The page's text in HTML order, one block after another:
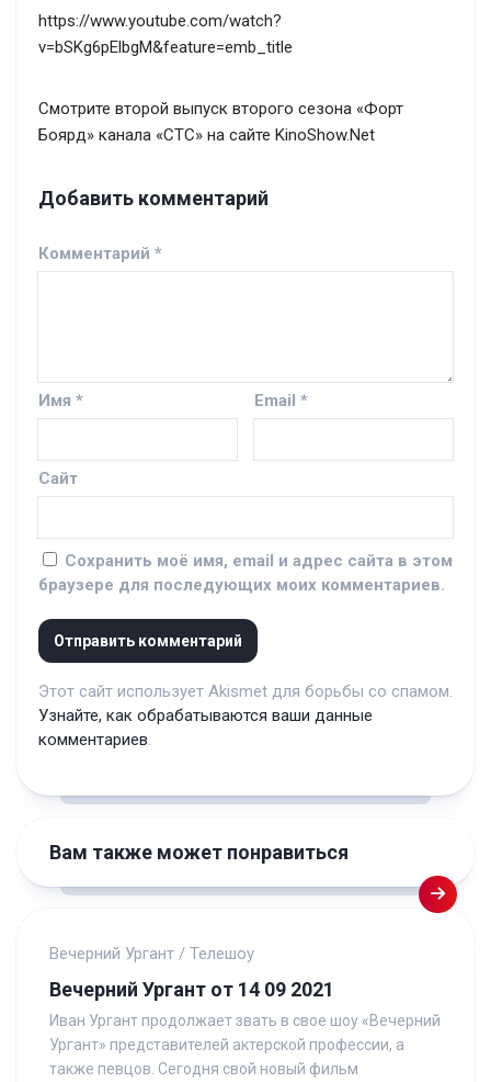
https://www.youtube.com/watch?
v=bSKg6pElbgM&feature=emb_title
Смотрите второй выпуск второго сезона «Форт
Боярд» канала «СТС» на сайте KinoShow.Net
Добавить комментарий
Комментарий *
Имя * Email *
Сайт
Сохранить моё имя, email и адрес сайта в этом
браузере для последующих моих комментариев.
Этот сайт использует Akismet для борьбы со спамом.
Узнайте, как обрабатываются ваши данные
комментариев.
Вам также может понравиться
Вечерний Ургант / Телешоу
Вечерний Ургант от 14 09 2021
Иван Ургант продолжает звать в свое шоу «Вечерний
Ургант» представителей актерской профессии, а
также певцов. Сегодня свой новый фильм